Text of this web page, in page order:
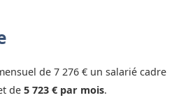
de 7 276 € un salarié cadre
de 5 723 € par mois.